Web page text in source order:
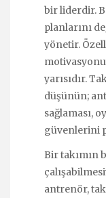
bir liderdir.
planlarını
yönetir.
yarısıdır.
düşünün;
sağlaması,
güvenlerini
Bir takımın
antrenör,